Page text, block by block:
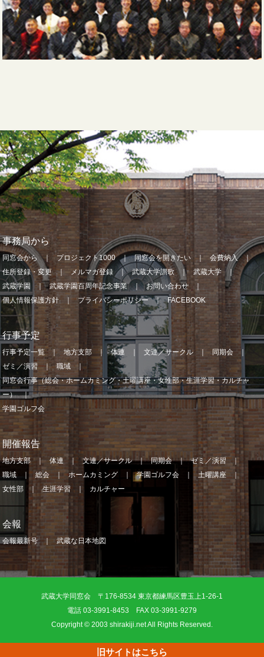
事務局から
同窓会から プロジェクト1000 同窓会を開きたい
会費納入
住所登録・変更
メルマガ登録 武蔵大学讃歌
武蔵大学
武蔵学園
武蔵学園百周年記念事業
お問い合わせ
個人情報保護方針
プライバシーポリシー FACEBOOK
行事予定
行事予定一覧 地方支部 体連 文連／サークル
同期会
ゼミ／演習
職域
同窓会行事（総会・ホームカミング・土曜講座・女性部・生涯学習・カルチャ
ー）
学園ゴルフ会
開催報告
地方支部 体連 文連／サークル 同期会
ゼミ／演習
職域
総会 ホームカミング 学園ゴルフ会
土曜講座
女性部
生涯学習 カルチャー
会報
会報最新号 武蔵な日本地図
武蔵大学同窓会 〒176-8534 東京都練馬区豊玉上1-26-1
電話 03-3991-8453 FAX 03-3991-9279
Copyright © 2003 shirakiji.net All Rights Reserved.
旧サイトはこちら